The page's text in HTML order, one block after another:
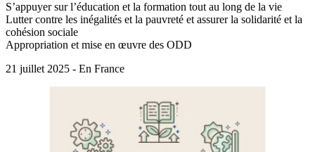
S’appuyer sur l’éducation et la formation tout au long de la vie
Lutter contre les inégalités et la pauvreté et assurer la solidarité et la
cohésion sociale
Appropriation et mise en œuvre des ODD
21 juillet 2025 - En France